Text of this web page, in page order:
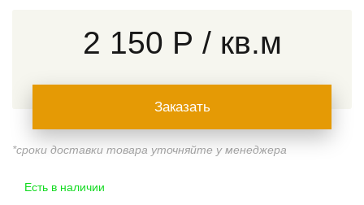
Есть в наличии
2 150 Р / кв.м
Заказать
*сроки доставки товара уточняйте у менеджера